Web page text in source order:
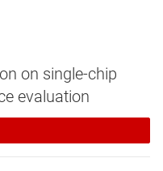
壓穩壓器
、高 PSRR、可調整低壓
道可調式超低壓降電壓穩
on single-chip
evaluation